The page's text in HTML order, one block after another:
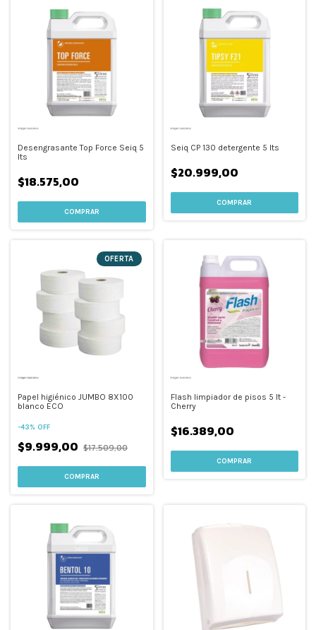
Desengrasante Top Force Seiq 5
lts
$18.575,00
Seiq CP 130 detergente 5 lts
$20.999,00
OFERTA
Papel higiénico JUMBO 8X100
blanco ECO
-43% OFF
$9.999,00 $17.509,00
COMPRAR
Flash limpiador de pisos 5 lt -
Cherry
$16.389,00